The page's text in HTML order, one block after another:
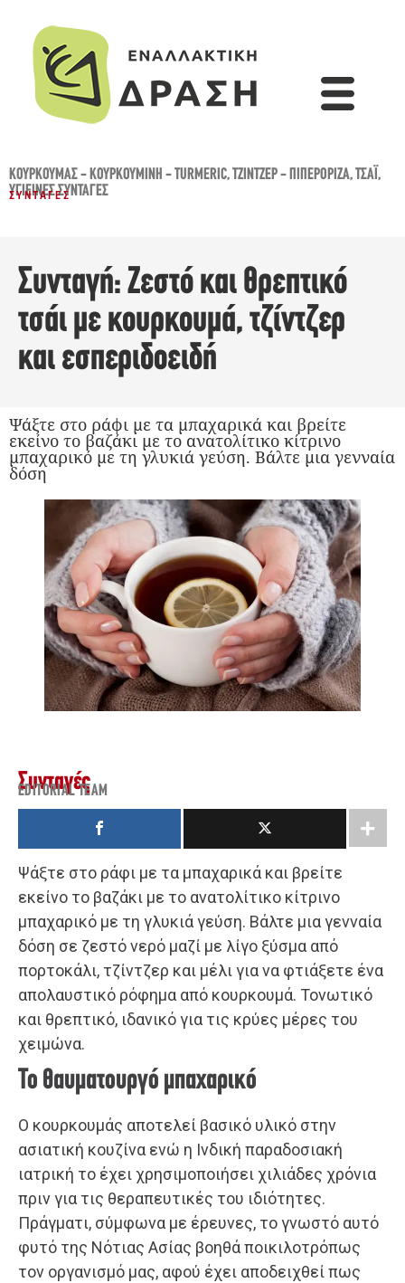
ΚΟΥΡΚΟΥΜΆΣ - ΚΟΥΡΚΟΥΜΊΝΗ - TURMERIC,ΤΖΊΝΤΖΕΡ - ΠΙΠΕΡΌΡΙΖΑ,ΤΣΆΙ,
ΥΓΙΕΙΝΈΣ ΣΥΝΤΑΓΈΣ
ΣΥΝΤΑΓΈΣ
Συνταγή: Ζεστό και θρεπτικό
τσάι με κουρκουμά, τζίντζερ
και εσπεριδοειδή
Ψάξτε στο ράφι με τα μπαχαρικά και βρείτε
εκείνο το βαζάκι με το ανατολίτικο κίτρινο
μπαχαρικό με τη γλυκιά γεύση. Βάλτε μια γενναία
δόση
Συνταγές
EDITORIAL TEAM
Ψάξτε στο ράφι με τα μπαχαρικά και βρείτε
εκείνο το βαζάκι με το ανατολίτικο κίτρινο
μπαχαρικό με τη γλυκιά γεύση. Βάλτε μια γενναία
δόση σε ζεστό νερό μαζί με λίγο ξύσμα από
πορτοκάλι, τζίντζερ και μέλι για να φτιάξετε ένα
απολαυστικό ρόφημα από κουρκουμά. Τονωτικό
και θρεπτικό, ιδανικό για τις κρύες μέρες του
χειμώνα.
Το θαυματουργό μπαχαρικό
Ο κουρκουμάς αποτελεί βασικό υλικό στην
ασιατική κουζίνα ενώ η Ινδική παραδοσιακή
ιατρική το έχει χρησιμοποιήσει χιλιάδες χρόνια
πριν για τις θεραπευτικές του ιδιότητες.
Πράγματι, σύμφωνα με έρευνες, το γνωστό αυτό
φυτό της Νότιας Ασίας βοηθά ποικιλοτρόπως
τον οργανισμό μας, αφού έχει αποδειχθεί πως